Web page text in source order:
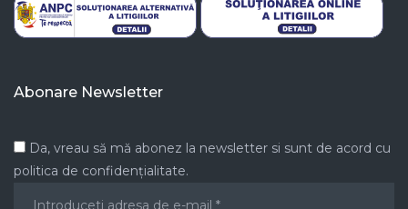
Abonare Newsletter
Da, vreau să mă abonez la newsletter si sunt de acord cu
politica de confidențialitate.